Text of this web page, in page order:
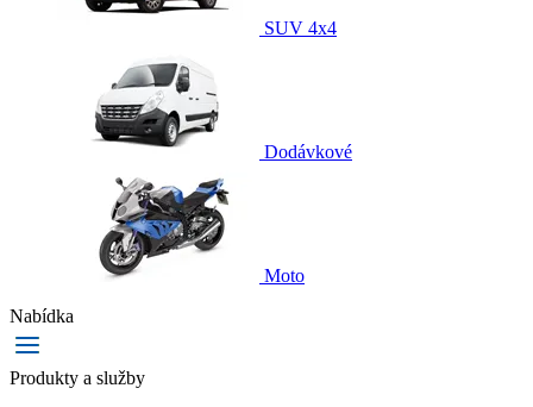
SUV 4x4
Dodávkové
Moto
Nabídka
Produkty a služby